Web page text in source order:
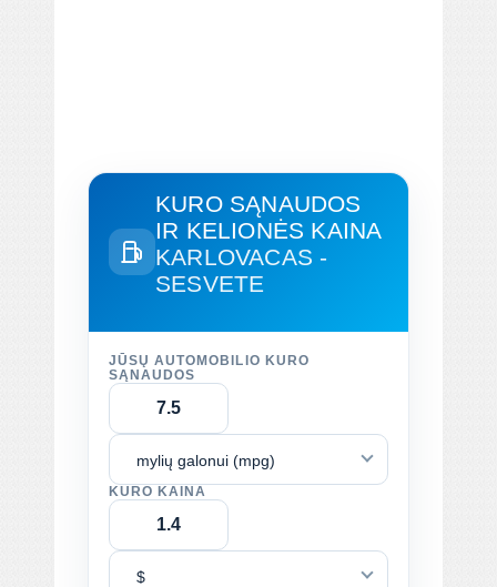
KURO SĄNAUDOS
IR KELIONĖS KAINA
KARLOVACAS -
SESVETE
JŪSŲ AUTOMOBILIO KURO
SĄNAUDOS
mylių galonui (mpg)
KURO KAINA
$